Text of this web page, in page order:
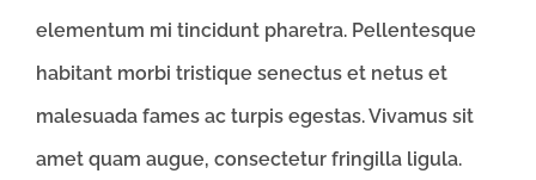
elementum mi tincidunt pharetra. Pellentesque
habitant morbi tristique senectus et netus et
malesuada fames ac turpis egestas. Vivamus sit
amet quam augue, consectetur fringilla ligula.